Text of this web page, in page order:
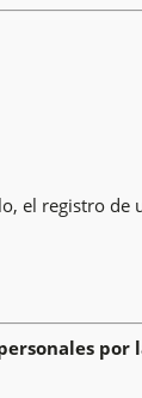
el registro